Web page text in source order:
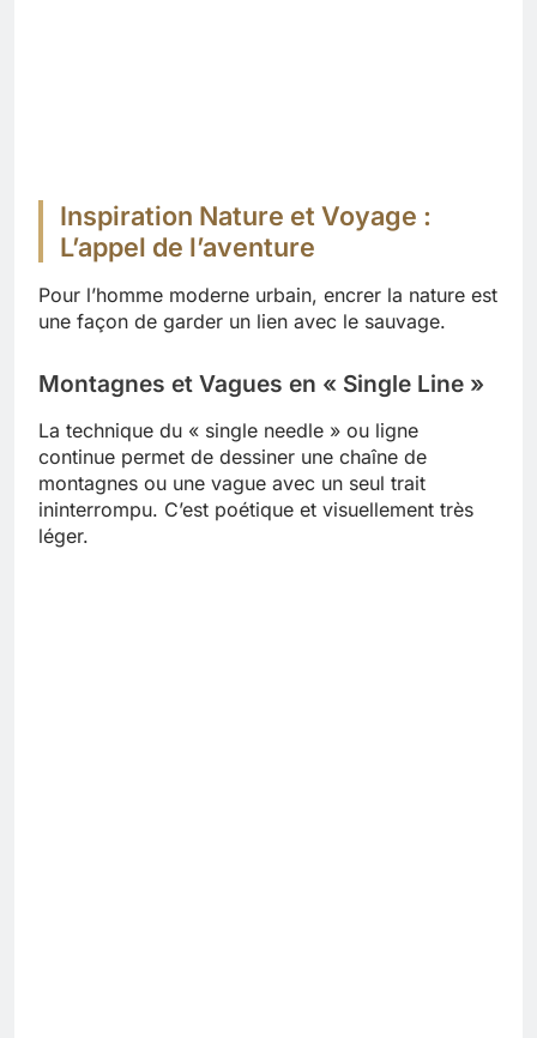
Inspiration Nature et Voyage :
L’appel de l’aventure
Pour l’homme moderne urbain, encrer la nature est
une façon de garder un lien avec le sauvage.
Montagnes et Vagues en « Single Line »
La technique du « single needle » ou ligne
continue permet de dessiner une chaîne de
montagnes ou une vague avec un seul trait
ininterrompu. C’est poétique et visuellement très
léger.